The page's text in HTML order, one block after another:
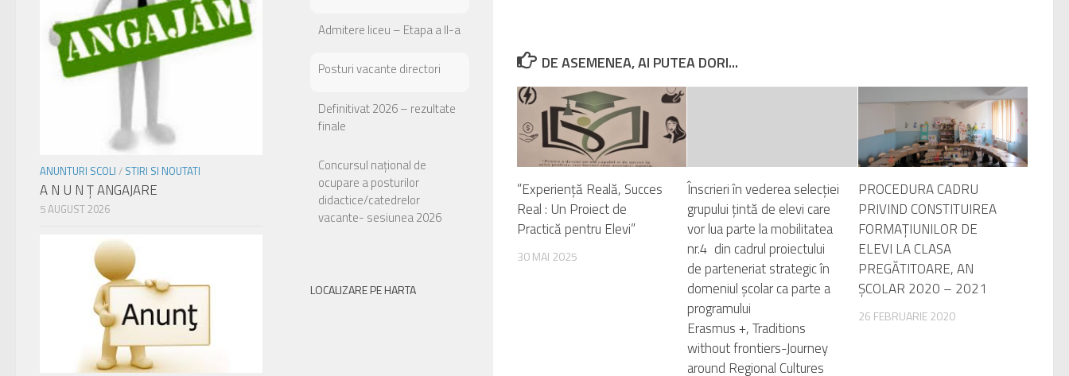
DE ASEMENEA, AI PUTEA DORI...
”Experiență Reală, Succes
Real : Un Proiect de
Practică pentru Elevi”
30 MAI 2025
Înscrieri în vederea selecției
grupului țintă de elevi care
vor lua parte la mobilitatea
nr.4 din cadrul proiectului
de parteneriat strategic în
domeniul școlar ca parte a
programului
Erasmus +, Traditions
without frontiers-Journey
around Regional Cultures
PROCEDURA CADRU
PRIVIND CONSTITUIREA
FORMAȚIUNILOR DE
ELEVI LA CLASA
PREGĂTITOARE, AN
ȘCOLAR 2020 – 2021
26 FEBRUARIE 2020
ANUNTURI SCOLI / STIRI SI NOUTATI
A N U N Ţ ANGAJARE
5 AUGUST 2026
Admitere liceu – Etapa a II-a
Posturi vacante directori
Definitivat 2026 – rezultate
finale
Concursul național de
ocupare a posturilor
didactice/catedrelor
vacante- sesiunea 2026
LOCALIZARE PE HARTA